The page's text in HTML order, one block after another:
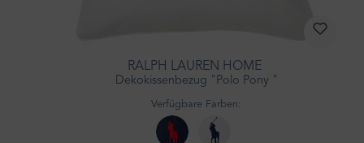
RALPH LAUREN HOME
Dekokissenbezug "Polo Pony "
Verfügbare Farben: